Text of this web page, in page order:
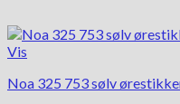
Vis
Noa 325 753 sølv